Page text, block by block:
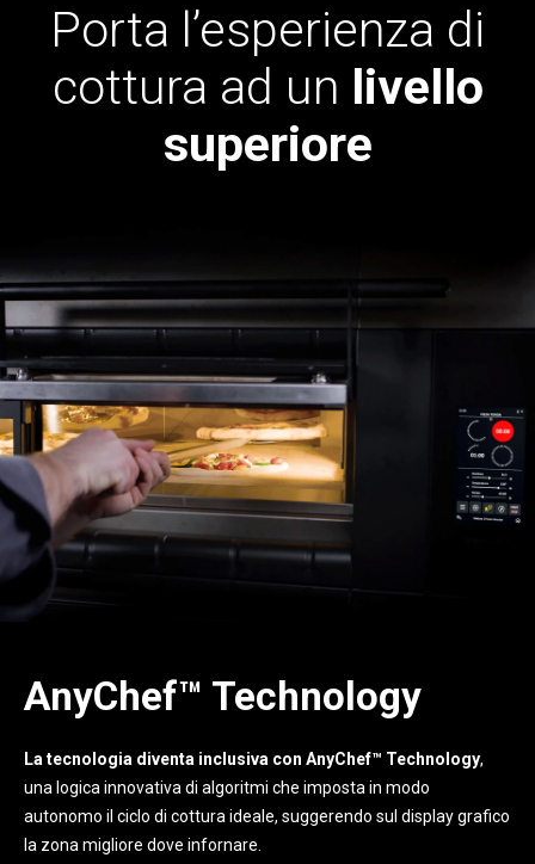
Porta l’esperienza di
cottura ad un livello
superiore
AnyChef™ Technology
La tecnologia diventa inclusiva con AnyChef™ Technology,
una logica innovativa di algoritmi che imposta in modo
autonomo il ciclo di cottura ideale, suggerendo sul display grafico
la zona migliore dove infornare.